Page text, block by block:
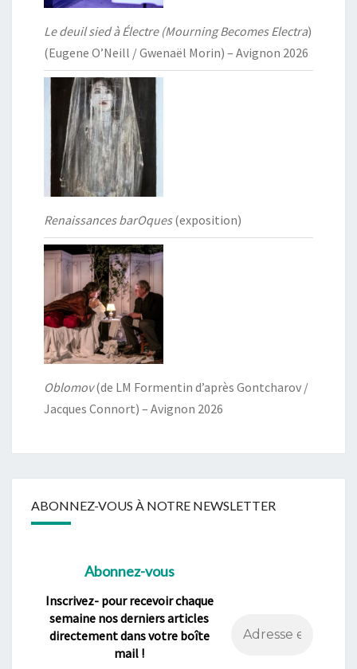
Le deuil sied à Électre (Mourning Becomes Electra)
(Eugene O’Neill / Gwenaël Morin) – Avignon 2026
Renaissances barOques(exposition)
Oblomov(de LM Formentin d’après Gontcharov /
Jacques Connort) – Avignon 2026
ABONNEZ-VOUS À NOTRE NEWSLETTER
Abonnez-vous
Inscrivez- pour recevoir chaque
semaine nos derniers articles
directement dans votre boîte
mail !